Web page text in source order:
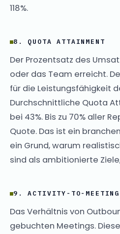
118%.
8. QUOTA ATTAINMENT
Der Prozentsatz des
oder das Team erreicht.
für die Leistungsfähigkeit
Durchschnittliche Quota
bei 43%. Bis zu 70% aller
Quote. Das ist ein
ein Grund, warum
sind als ambitionierte
9. ACTIVITY-TO-
Das Verhältnis von
gebuchten Meetings.